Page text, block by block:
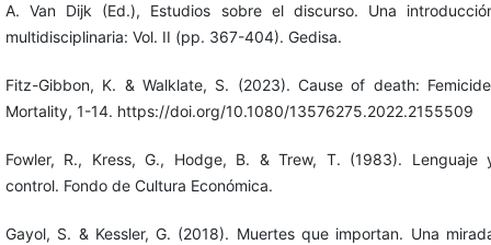
A. Van Dijk (Ed.), Estudios sobre el discurso. Una
multidisciplinaria: Vol. II (pp. 367-404). Gedisa.
Fitz-Gibbon, K. & Walklate, S. (2023). Cause of death:
Mortality, 1-14. https://doi.org/10.1080/13576275.2022.2155509
Fowler, R., Kress, G., Hodge, B. & Trew, T. (1983). Lenguaje
control. Fondo de Cultura Económica.
Gayol, S. & Kessler, G. (2018). Muertes que importan. Una